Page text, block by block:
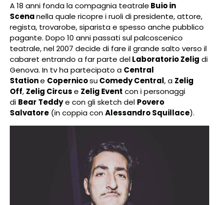
A 18 anni fonda la compagnia teatrale Buio in
Scenanella quale ricopre i ruoli di presidente, attore,
regista, trovarobe, siparista e spesso anche pubblico
pagante. Dopo 10 anni passati sul palcoscenico
teatrale, nel 2007 decide di fare il grande salto verso il
cabaret entrando a far parte delLaboratorio Zelig di
Genova. In tv ha partecipato a Central
Statione CopernicosuComedy Central, a Zelig
Off, Zelig Circuse Zelig Event con i personaggi
di Bear Teddye con gli sketch del Povero
Salvatore (in coppia conAlessandro Squillace).